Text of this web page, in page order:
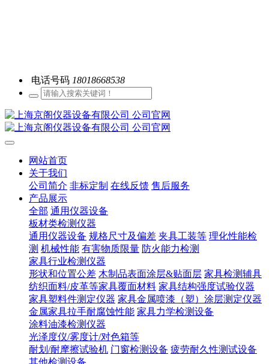
电话号码 18018668538
网站首页
关于我们
公司简介 非标定制 在线反馈 售后服务
产品展示
全部 通用仪器设备
板材类检测仪器
通用仪器设备 规格尺寸及偏差 夹具工装等 理化性能检
测 机械性能 有害物质限量 防火能力检测
家具行业检测仪器
形状和位置公差 木制品表面涂层&贴面层 家具检测辅具
纺织面料/皮革等家具覆面材料 家具结构强度试验仪器
家具塑料件测定仪器 家具金属喷漆（塑）涂层测定仪器
金属家具拉手耐腐蚀性能 家具力学检测设备
涂料油漆检测仪器
光泽度仪/雾度计/对色箱等
耐划/耐摩擦试验机 门窗检测设备 疲劳耐久性测试设备
其他检测设备